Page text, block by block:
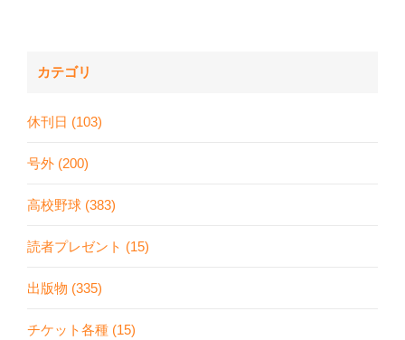
カテゴリ
休刊日 (103)
号外 (200)
高校野球 (383)
読者プレゼント (15)
出版物 (335)
チケット各種 (15)